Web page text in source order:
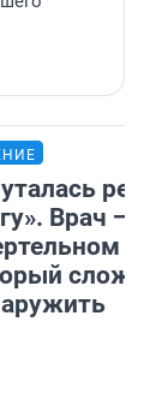
Врач —